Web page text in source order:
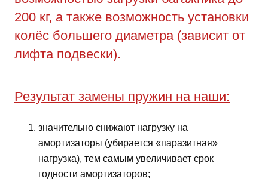
200 кг, а также возможность установки
колёс большего диаметра (зависит от
лифта подвески).
Результат замены пружин на наши:
значительно снижают нагрузку на
амортизаторы (убирается «паразитная»
нагрузка), тем самым увеличивает срок
годности амортизаторов;